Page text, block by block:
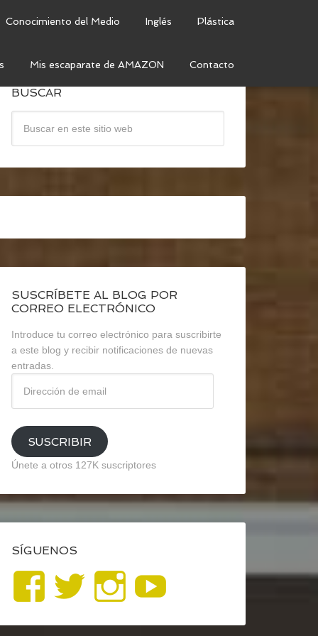
Conocimiento del Medio Inglés Plástica
Mis escaparate de AMAZON Contacto
BUSCAR
SUSCRÍBETE AL BLOG POR
CORREO ELECTRÓNICO
Introduce tu correo electrónico para suscribirte
a este blog y recibir notificaciones de nuevas
entradas.
email
SUSCRIBIR
Únete a otros 127K suscriptores
SÍGUENOS
Ver
perfil
Ver
perfil
Ver
perfil
YouTube